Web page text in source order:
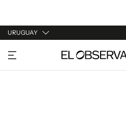
URUGUAY
URUGUAY
ARGENTINA